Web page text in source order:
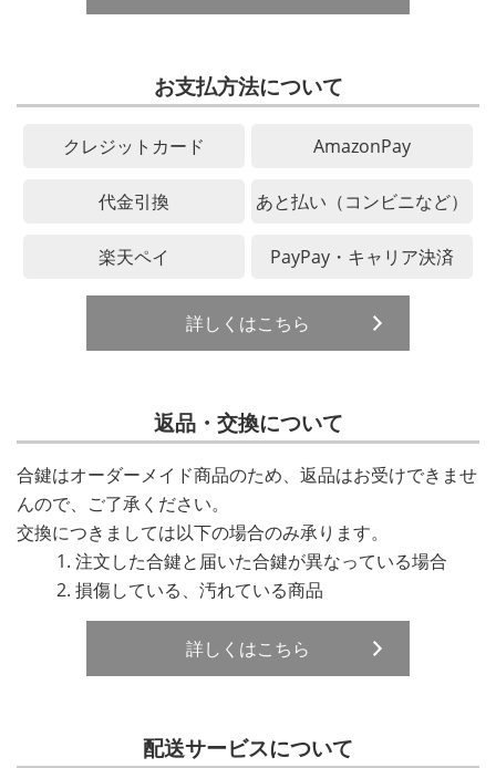
お支払方法について
クレジットカード AmazonPay
代金引換 あと払い（コンビニなど）
楽天ペイ PayPay・キャリア決済
詳しくはこちら
返品・交換について
合鍵はオーダーメイド商品のため、返品はお受けできませ
んので、ご了承ください。
交換につきましては以下の場合のみ承ります。
注文した合鍵と届いた合鍵が異なっている場合
損傷している、汚れている商品
詳しくはこちら
配送サービスについて